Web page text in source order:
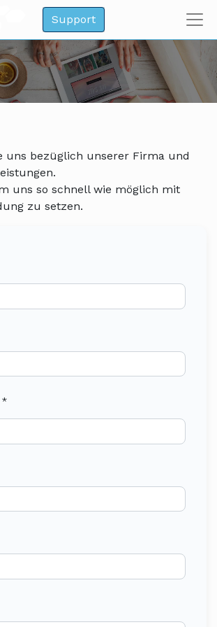
Support
uns bezüglich unserer Firma und
uns so schnell wie möglich mit
zu setzen.
*